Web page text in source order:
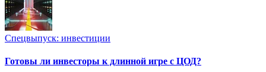
Спецвыпуск: инвестиции
Готовы ли инвесторы к длинной игре с ЦОД?